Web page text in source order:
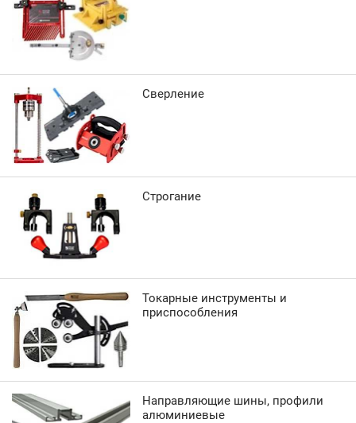
Сверление
Строгание
Токарные инструменты и
приспособления
Направляющие шины, профили
алюминиевые